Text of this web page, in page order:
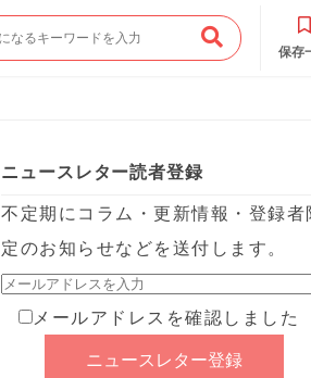
保存
ニュースレター読者登録
不定期にコラム・更新情報・登録者
定のお知らせなどを送付します。
メールアドレスを確認しました